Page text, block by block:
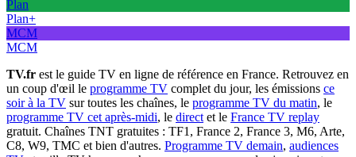
Plan
Plan+
MCM
MCM
TV.fr est le guide TV en ligne de référence en France. Retrouvez en
un coup d'œil le programme TV complet du jour, les émissions ce
soir à la TV sur toutes les chaînes, le programme TV du matin, le
programme TV cet après-midi, le direct et le France TV replay
gratuit. Chaînes TNT gratuites : TF1, France 2, France 3, M6, Arte,
C8, W9, TMC et bien d'autres. Programme TV demain, audiences